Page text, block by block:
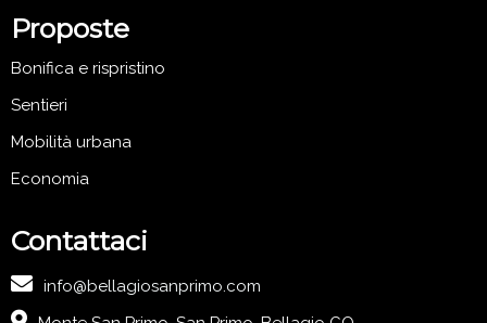
Proposte
Bonifica e rispristino
Sentieri
Mobilità urbana
Economia
Contattaci
info@bellagiosanprimo.com